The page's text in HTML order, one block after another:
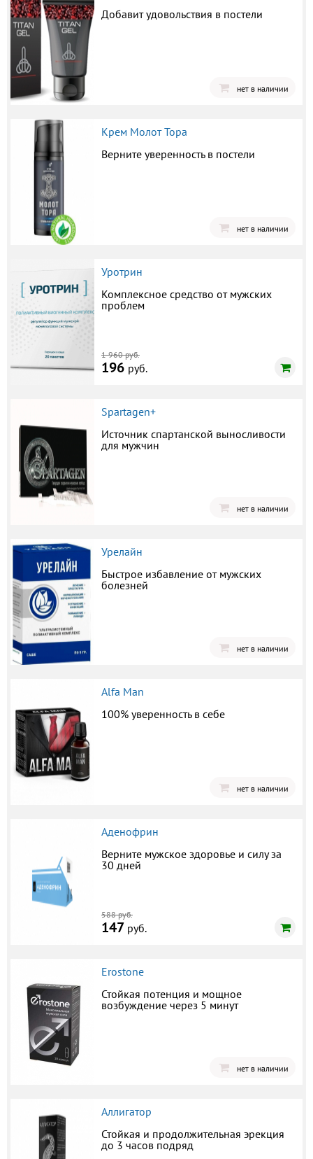
Добавит удовольствия в постели
нет в наличии
Крем Молот Тора
Верните уверенность в постели
нет в наличии
Уротрин
Комплексное средство от мужских
проблем
1 960 руб.
196 руб.
Spartagen+
Источник спартанской выносливости
для мужчин
нет в наличии
Урелайн
Быстрое избавление от мужских
болезней
нет в наличии
Alfa Man
100% уверенность в себе
нет в наличии
Аденофрин
Верните мужское здоровье и силу за
30 дней
588 руб.
147 руб.
Erostone
Стойкая потенция и мощное
возбуждение через 5 минут
нет в наличии
Аллигатор
Стойкая и продолжительная эрекция
до 3 часов подряд